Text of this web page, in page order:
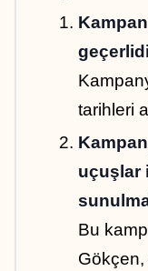
tarihleri
uçuşlar
Bu